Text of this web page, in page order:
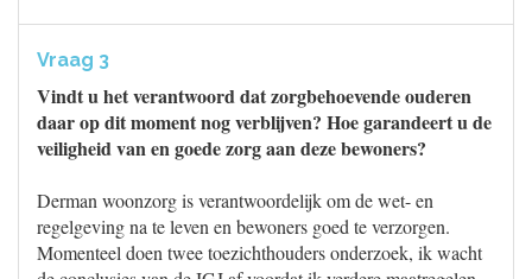
Vraag 3
Vindt u het verantwoord dat zorgbehoevende ouderen
daar op dit moment nog verblijven? Hoe garandeert u de
veiligheid van en goede zorg aan deze bewoners?
Derman woonzorg is verantwoordelijk om de wet- en
regelgeving na te leven en bewoners goed te verzorgen.
Momenteel doen twee toezichthouders onderzoek, ik wacht